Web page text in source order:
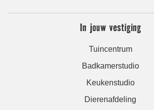
In jouw vestiging
Tuincentrum
Badkamerstudio
Keukenstudio
Dierenafdeling